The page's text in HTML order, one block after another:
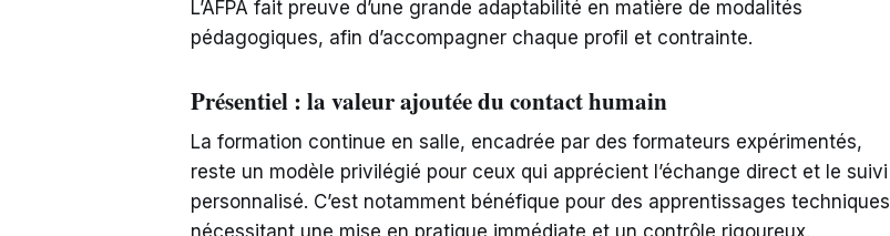
L’AFPA fait preuve d’une grande adaptabilité en matière de modalités
pédagogiques, afin d’accompagner chaque profil et contrainte.
Présentiel : la valeur ajoutée du contact humain
La formation continue en salle, encadrée par des formateurs expérimentés,
reste un modèle privilégié pour ceux qui apprécient l’échange direct et le suivi
personnalisé. C’est notamment bénéfique pour des apprentissages techniques